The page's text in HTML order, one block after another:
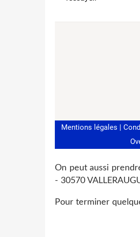
On peut aussi
- 30570
Pour terminer